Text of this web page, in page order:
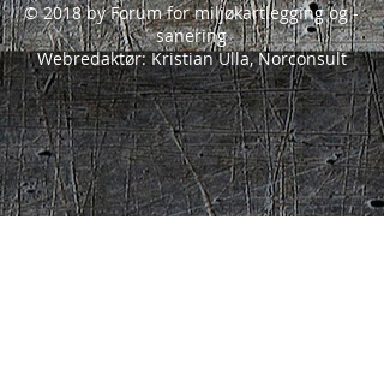
© 2018 by Forum for miljøkartlegging og -
sanering
Webredaktør: Kristian Ulla, Norconsult